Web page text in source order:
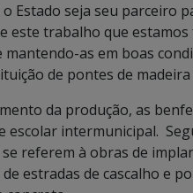
Estado seja seu parceiro
este trabalho que
as em boas
de pontes de
da produção, as
intermunicipal.
referem à obras de
estradas de cascalho e